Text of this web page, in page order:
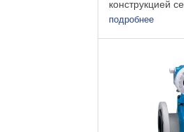
конструкцией
сокращающей
себе
датчик в
подробнее